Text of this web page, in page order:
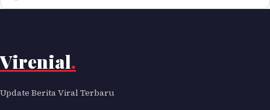
Virenial.
Update Berita Viral Terbaru